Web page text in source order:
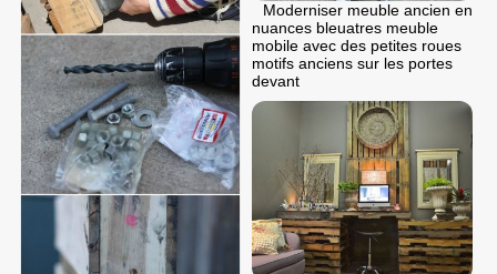
Moderniser meuble ancien en
nuances bleuatres meuble
mobile avec des petites roues
motifs anciens sur les portes
devant